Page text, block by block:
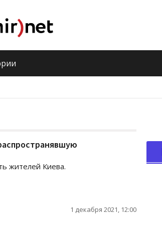
жителей Киева.
1 декабря 2021, 12:00